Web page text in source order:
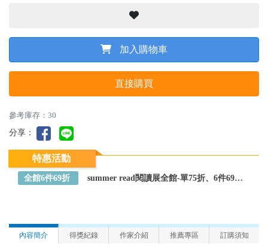
加入購物車
直接購買
參考庫存：30
分享：
特惠活動
全館6件69折 summer read閱讀展全館-單75折、6件69折～全館任選
內容簡介 得獎紀錄 作家介紹 推薦專區 訂購須知